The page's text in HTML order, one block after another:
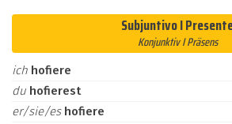
Subjuntivo I
Konjunktiv I Präsens
ich hofiere
du hofierest
er/sie/es hofiere